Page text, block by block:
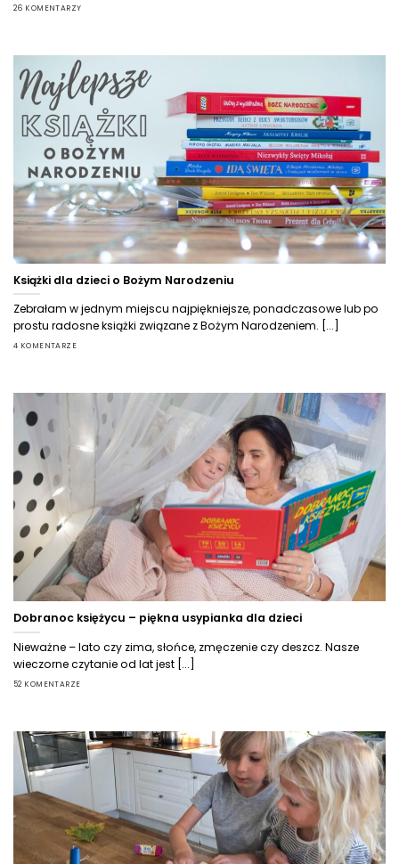
26 KOMENTARZY
Książki dla dzieci o Bożym Narodzeniu
Zebrałam w jednym miejscu najpiękniejsze, ponadczasowe lub po
prostu radosne książki związane z Bożym Narodzeniem. [...]
4 KOMENTARZE
Dobranoc księżycu – piękna usypianka dla dzieci
Nieważne – lato czy zima, słońce, zmęczenie czy deszcz. Nasze
wieczorne czytanie od lat jest [...]
52 KOMENTARZE